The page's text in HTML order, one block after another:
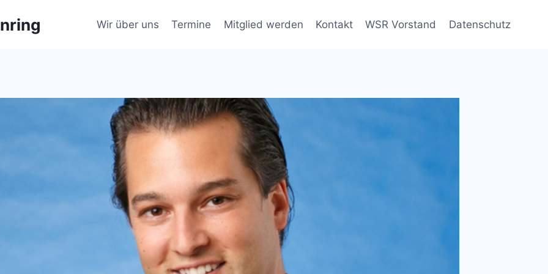
Wir über uns Termine Mitglied werden Kontakt WSR Vorstand Datenschutz